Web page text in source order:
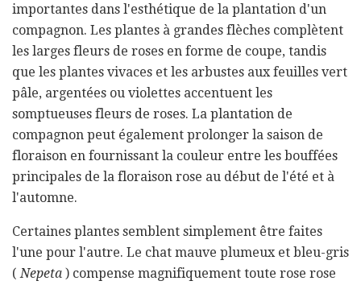
importantes dans l'esthétique de la plantation d'un
compagnon. Les plantes à grandes flèches complètent
les larges fleurs de roses en forme de coupe, tandis
que les plantes vivaces et les arbustes aux feuilles vert
pâle, argentées ou violettes accentuent les
somptueuses fleurs de roses. La plantation de
compagnon peut également prolonger la saison de
floraison en fournissant la couleur entre les bouffées
principales de la floraison rose au début de l'été et à
l'automne.
Certaines plantes semblent simplement être faites
l'une pour l'autre. Le chat mauve plumeux et bleu-gris
(Nepeta ) compense magnifiquement toute rose rose